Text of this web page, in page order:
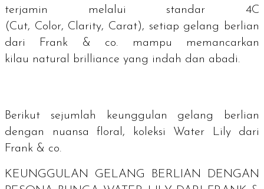
terjamin melalui standar 4C
(Cut, Color, Clarity, Carat), setiap gelang berlian
dari Frank & co. mampu memancarkan
kilau natural brilliance yang indah dan abadi.
Berikut sejumlah keunggulan gelang berlian
dengan nuansa floral, koleksi Water Lily dari
Frank & co.
KEUNGGULAN GELANG BERLIAN DENGAN